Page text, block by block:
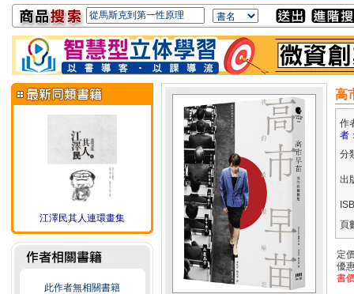
江澤民其人連環畫集
此作者無相關書籍
高
作
者
分
出
頁
定
優
書